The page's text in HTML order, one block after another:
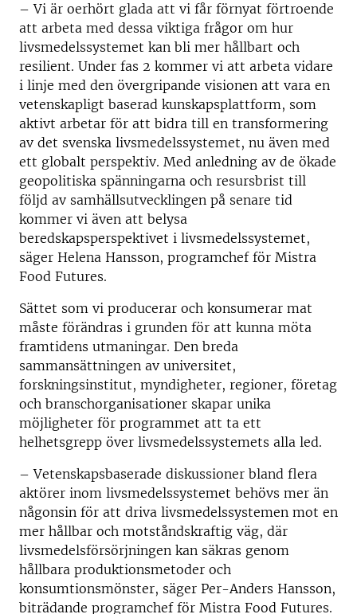
– Vi är oerhört glada att vi får förnyat förtroende
att arbeta med dessa viktiga frågor om hur
livsmedelssystemet kan bli mer hållbart och
resilient. Under fas 2 kommer vi att arbeta vidare
i linje med den övergripande visionen att vara en
vetenskapligt baserad kunskapsplattform, som
aktivt arbetar för att bidra till en transformering
av det svenska livsmedelssystemet, nu även med
ett globalt perspektiv. Med anledning av de ökade
geopolitiska spänningarna och resursbrist till
följd av samhällsutvecklingen på senare tid
kommer vi även att belysa
beredskapsperspektivet i livsmedelssystemet,
säger Helena Hansson, programchef för Mistra
Food Futures.
Sättet som vi producerar och konsumerar mat
måste förändras i grunden för att kunna möta
framtidens utmaningar. Den breda
sammansättningen av universitet,
forskningsinstitut, myndigheter, regioner, företag
och branschorganisationer skapar unika
möjligheter för programmet att ta ett
helhetsgrepp över livsmedelssystemets alla led.
– Vetenskapsbaserade diskussioner bland flera
aktörer inom livsmedelssystemet behövs mer än
någonsin för att driva livsmedelssystemen mot en
mer hållbar och motståndskraftig väg, där
livsmedelsförsörjningen kan säkras genom
hållbara produktionsmetoder och
konsumtionsmönster, säger Per-Anders Hansson,
biträdande programchef för Mistra Food Futures.